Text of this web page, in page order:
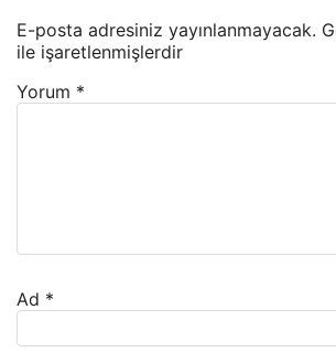
E-posta adresiniz yayınlanmayacak.
ile işaretlenmişlerdir
Yorum *
Ad *